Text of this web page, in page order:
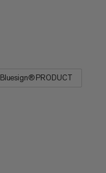
Bluesign® PRODUCT